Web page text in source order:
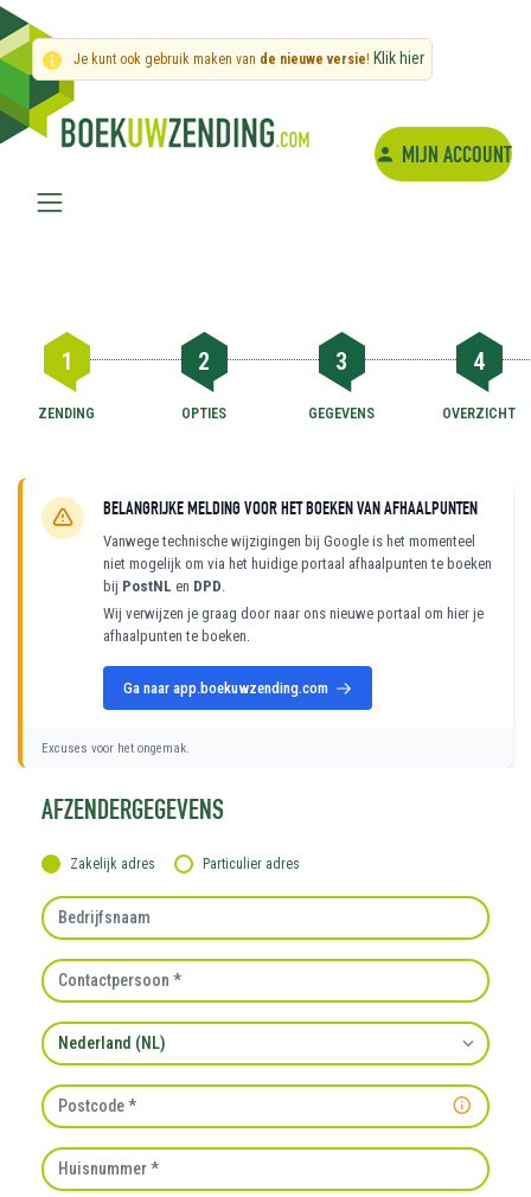
Je kunt ook gebruik maken van de nieuwe versie! Klik hier
MIJN ACCOUNT
1
ZENDING
2
OPTIES
3
GEGEVENS
4
OVERZICHT
BELANGRIJKE MELDING VOOR HET BOEKEN VAN AFHAALPUNTEN
Vanwege technische wijzigingen bij Google is het momenteel
niet mogelijk om via het huidige portaal afhaalpunten te boeken
bij PostNL en DPD.
Wij verwijzen je graag door naar ons nieuwe portaal om hier je
afhaalpunten te boeken.
Ga naar app.boekuwzending.com
Excuses voor het ongemak.
AFZENDERGEGEVENS
Zakelijk adres
Particulier adres
Bedrijfsnaam
Contactpersoon
Land
Postcode
Huisnummer